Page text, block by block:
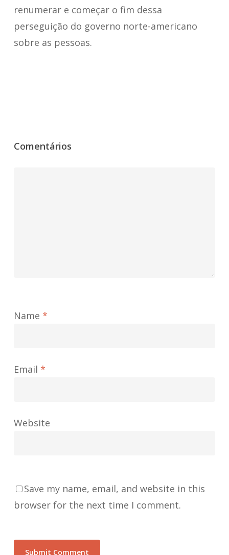
renumerar e começar o fim dessa
perseguição do governo norte-americano
sobre as pessoas.
Comentários
Name *
Email *
Website
Save my name, email, and website in this
browser for the next time I comment.